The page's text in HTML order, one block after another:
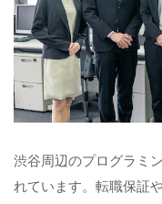
渋谷周辺のプログラミ
れています。転職保証